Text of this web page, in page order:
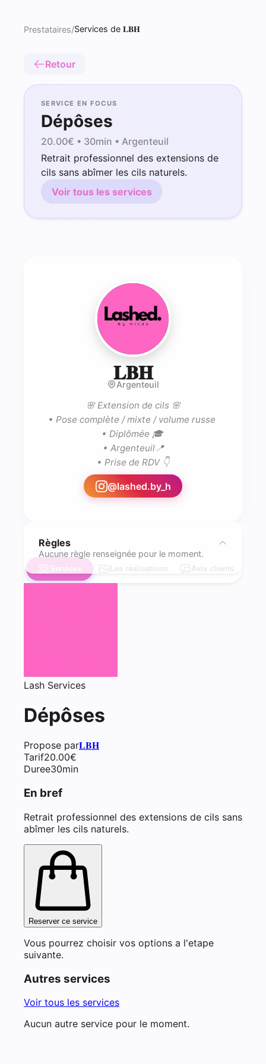
Prestataires/Services de 𝐋𝐁𝐇
Retour
SERVICE EN FOCUS
Dépôses
20.00€ • 30min • Argenteuil
Retrait professionnel des extensions de
cils sans abîmer les cils naturels.
Voir tous les services
𝐋𝐁𝐇- Lash tech
Argenteuil
🌸 Extension de cils 🌸
• Pose complète / mixte / volume russe
• Diplômée 🎓
• Argenteuil📍
• Prise de RDV 👇
@lashed.by_h
Règles
Aucune règle renseignée pour le moment.
Services Les réalisations Avis clients
Lash Services
Dépôses
Propose par𝐋𝐁𝐇
Tarif20.00€
Duree30min
En bref
Retrait professionnel des extensions de cils sans
abîmer les cils naturels.
Reserver ce service
Vous pourrez choisir vos options a l'etape
suivante.
Autres services
Voir tous les services
Aucun autre service pour le moment.